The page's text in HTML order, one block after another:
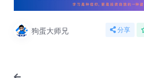
狗蛋大师兄 分享